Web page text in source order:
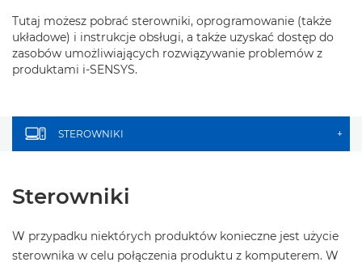
Tutaj możesz pobrać sterowniki, oprogramowanie (także
układowe) i instrukcje obsługi, a także uzyskać dostęp do
zasobów umożliwiających rozwiązywanie problemów z
produktami i-SENSYS.
STEROWNIKI +
Sterowniki
W przypadku niektórych produktów konieczne jest użycie
sterownika w celu połączenia produktu z komputerem. W